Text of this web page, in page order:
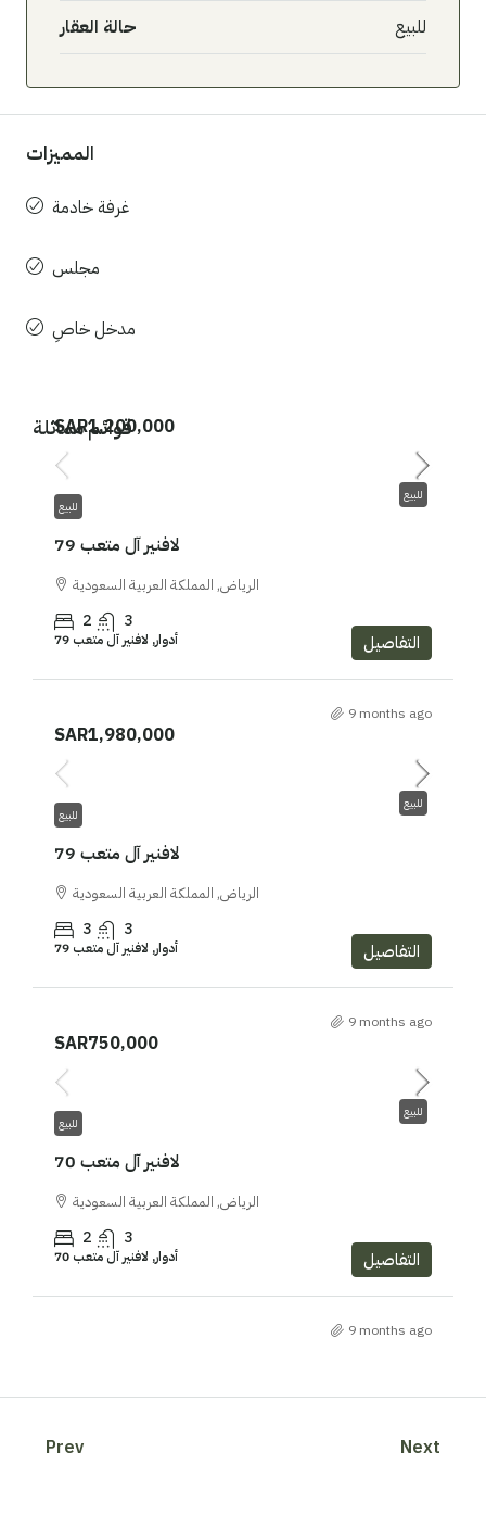
حالة العقار للبيع
المميزات
غرفة خادمة
مجلس
مدخل خاصِ
قوائم مماثلة
للبيع
SAR1,200,000
للبيع
لافنير آل متعب 79
الرياض, المملكة العربية السعودية
2 3
أدوار, لافنير آل متعب 79 التفاصيل
9 months ago
للبيع
SAR1,980,000
للبيع
لافنير آل متعب 79
الرياض, المملكة العربية السعودية
3 3
أدوار, لافنير آل متعب 79 التفاصيل
9 months ago
للبيع
SAR750,000
للبيع
لافنير آل متعب 70
الرياض, المملكة العربية السعودية
2 3
أدوار, لافنير آل متعب 70 التفاصيل
9 months ago
Prev Next